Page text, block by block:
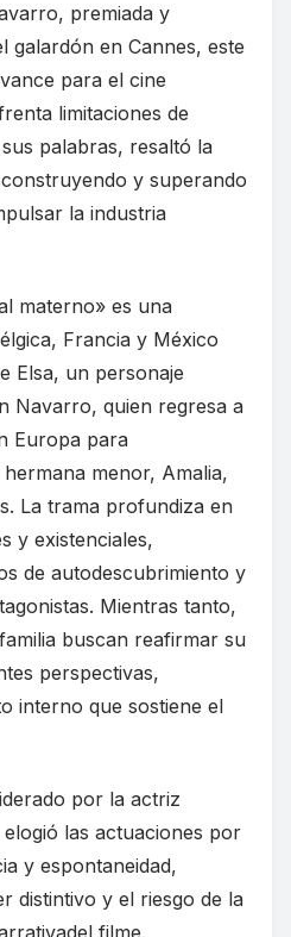
premiada y
galardón en Cannes, este
para el cine
limitaciones de
palabras, resaltó la
y superando
la industria
materno» es una
Francia y México
Elsa, un personaje
Navarro, quien regresa a
Europa para
menor, Amalia,
La trama profundiza en
y existenciales,
de autodescubrimiento y
Mientras tanto,
buscan reafirmar su
perspectivas,
interno que sostiene el
por la actriz
las actuaciones por
y espontaneidad,
distintivo y el riesgo de la